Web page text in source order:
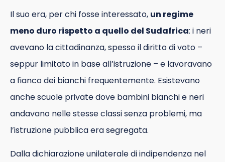
Il suo era, per chi fosse interessato, un regime
meno duro rispetto a quello del Sudafrica: i neri
avevano la cittadinanza, spesso il diritto di voto –
seppur limitato in base all’istruzione – e lavoravano
a fianco dei bianchi frequentemente. Esistevano
anche scuole private dove bambini bianchi e neri
andavano nelle stesse classi senza problemi, ma
l’istruzione pubblica era segregata.
Dalla dichiarazione unilaterale di indipendenza nel